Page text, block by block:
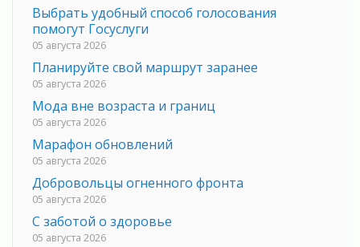
Выбрать удобный способ голосования
помогут Госуслуги
05 августа 2026
Планируйте свой маршрут заранее
05 августа 2026
Мода вне возраста и границ
05 августа 2026
Марафон обновлений
05 августа 2026
Добровольцы огненного фронта
05 августа 2026
С заботой о здоровье
05 августа 2026